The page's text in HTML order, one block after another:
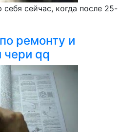
сейчас, когда после 25-
ремонту и
чери qq